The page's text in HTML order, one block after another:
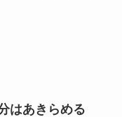
はあきらめる